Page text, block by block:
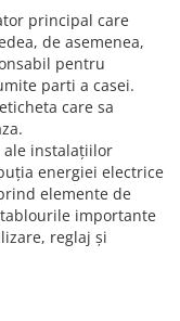
principal care
de asemenea,
pentru
parti a casei.
care sa
instalaţiilor
energiei electrice
elemente de
importante
reglaj şi